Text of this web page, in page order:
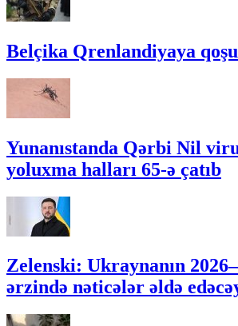
Belçika Qrenlandiyaya
Yunanıstanda Qərbi Nil
yoluxma halları 65-ə çatıb
Zelenski: Ukraynanın
ərzində nəticələr əldə